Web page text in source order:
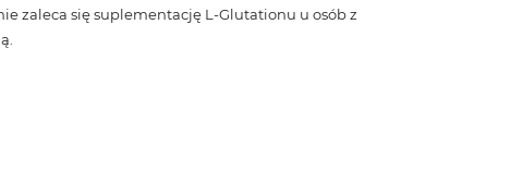
zaleca się suplementację L-Glutationu u osób z